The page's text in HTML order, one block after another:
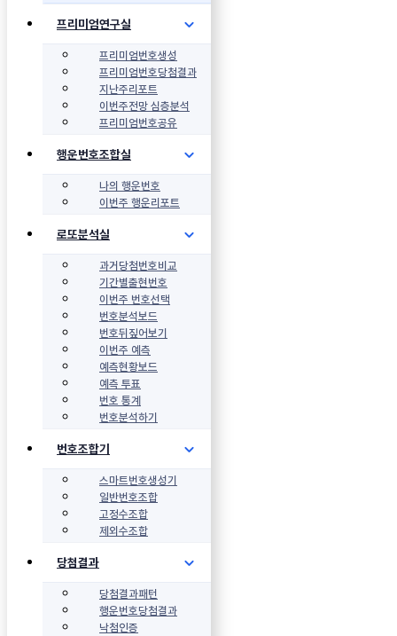
프리미엄연구실
프리미엄번호생성
프리미엄번호당첨결과
지난주리포트
이번주전망 심층분석
프리미엄번호공유
행운번호조합실
나의 행운번호
이번주 행운리포트
로또분석실
과거당첨번호비교
기간별출현번호
이번주 번호선택
번호분석보드
번호뒤짚어보기
이번주 예측
예측현황보드
예측 투표
번호 통계
번호분석하기
번호조합기
스마트번호생성기
일반번호조합
고정수조합
제외수조합
당첨결과
당첨결과패턴
행운번호당첨결과
낙첨인증